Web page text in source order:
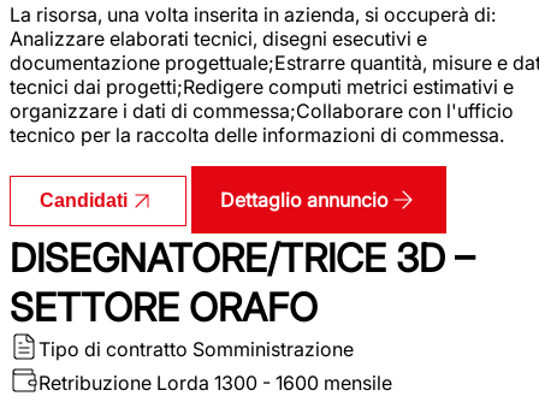
La risorsa, una volta inserita in azienda, si occuperà di:
Analizzare elaborati tecnici, disegni esecutivi e
documentazione progettuale;Estrarre quantità, misure e
tecnici dai progetti;Redigere computi metrici estimativi e
organizzare i dati di commessa;Collaborare con l'ufficio
tecnico per la raccolta delle informazioni di commessa.
Candidati Dettaglio annuncio
DISEGNATORE/TRICE 3D –
SETTORE ORAFO
Tipo di contratto Somministrazione
Retribuzione Lorda 1300 - 1600 mensile